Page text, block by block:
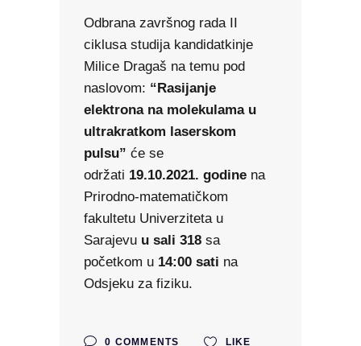
Odbrana završnog rada II
ciklusa studija kandidatkinje
Milice Dragaš na temu pod
naslovom: “Rasijanje
elektrona na molekulama u
ultrakratkom laserskom
pulsu” će se
održati 19.10.2021. godine na
Prirodno-matematičkom
fakultetu Univerziteta u
Sarajevu u sali 318 sa
početkom u 14:00 sati na
Odsjeku za fiziku.
0 COMMENTS LIKE